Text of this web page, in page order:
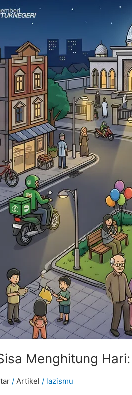
Menghitung
/ Artikel / lazismu